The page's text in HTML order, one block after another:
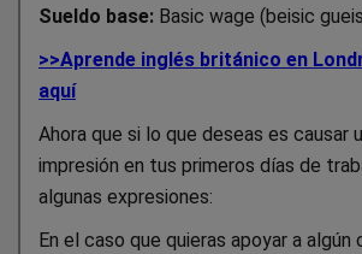
Sueldo base: Basic wage (beisic
>>Aprende inglés británico en
aquí
Ahora que si lo que deseas es causar
impresión en tus primeros días de
algunas expresiones:
En el caso que quieras apoyar a algún